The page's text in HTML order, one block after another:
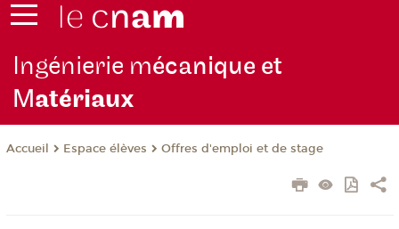
Ingénierie mécanique et
Matériaux
Accueil Espace élèves Offres d'emploi et de stage